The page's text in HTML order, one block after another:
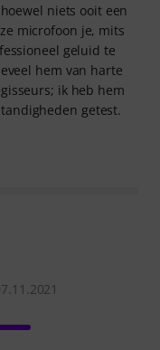
niets ooit een
microfoon je, mits
geluid te
hem van harte
ik heb hem
getest.